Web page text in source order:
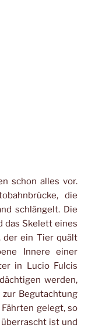
schon alles vor.
die
schlängelt. Die
das Skelett eines
der ein Tier quält
Innere einer
in Lucio Fulcis
werden,
Begutachtung
gelegt, so
ist und